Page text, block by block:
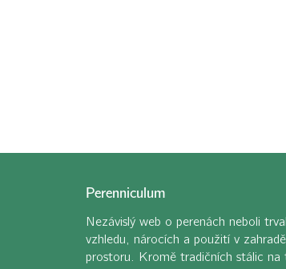
Perenniculum
Nezávislý web o perenách neboli
vzhledu, nárocích a použití v
prostoru. Kromě tradičních stálic na